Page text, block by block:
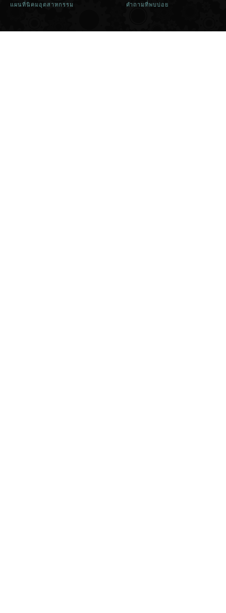
แผนที่นิคมอุตสาหกรรม คำถามที่พบบ่อย